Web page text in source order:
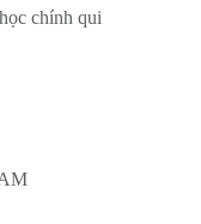
chính qui